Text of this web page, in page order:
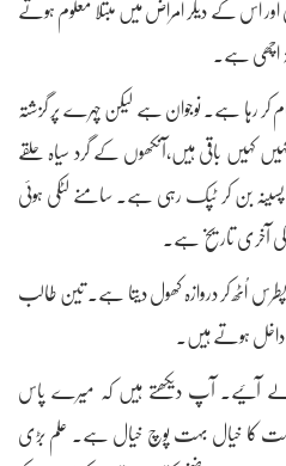
اس کے دیگر امراض میں مبتلا معلوم ہوتے
اچھی ہے۔
کر رہا ہے۔ نوجوان ہے لیکن چہرے پر گزشتہ
کہیں باقی ہیں،آنکھوں کے گرد سیاہ حلقے
بن کر ٹپک رہی ہے۔ سامنے لٹکی ہوئی
آخری تاریخ ہے۔
پطرس اُٹھ کر دروازہ کھول دیتا ہے۔ تین طالب
داخل ہوتے ہیں۔
آئیے۔ آپ دیکھتے ہیں کہ میرے پاس
کا خیال بہت پوچ خیال ہے۔ علم بڑی